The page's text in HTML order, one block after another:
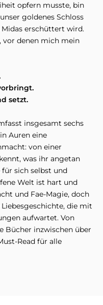
opfern musste, bin
goldenes Schloss
erschüttert wird.
vor denen mich mein
setzt.
insgesamt sechs
Auren eine
von einer
was ihr angetan
sich selbst und
Welt ist hart und
und Fae-Magie, doch
die mit
aufwartet. Von
Bücher inzwischen über
Read für alle